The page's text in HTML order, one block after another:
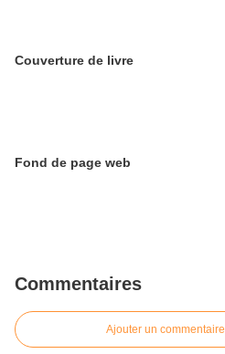
Couverture de livre
Fond de page web
Commentaires
Ajouter un commentaire